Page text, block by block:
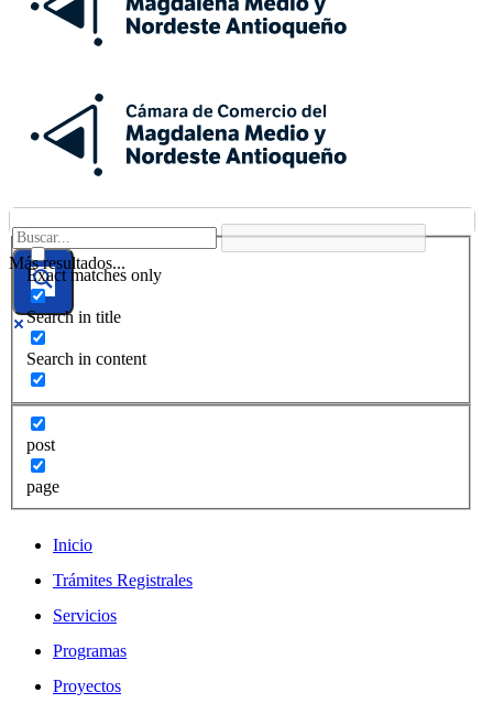
Más resultados...
Exact matches only
Search in title
Search in content
post
page
Inicio
Trámites Registrales
Servicios
Programas
Proyectos